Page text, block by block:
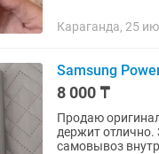
Караганда, 25
Samsung
8 000 ₸
Продаю
держит отлично.
самовывоз